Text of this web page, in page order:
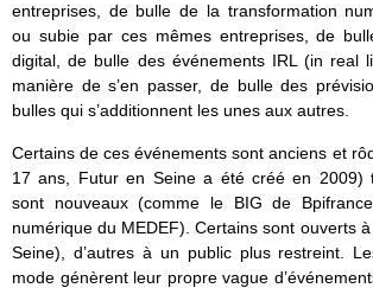
entreprises, de bulle de la transformation
ou subie par ces mêmes entreprises, de
digital, de bulle des événements IRL (in real
manière de s’en passer, de bulle des
bulles qui s’additionnent les unes aux autres.
Certains de ces événements sont anciens et
17 ans, Futur en Seine a été créé en 2009)
sont nouveaux (comme le BIG de
numérique du MEDEF). Certains sont ouverts
Seine), d’autres à un public plus restreint.
mode génèrent leur propre vague